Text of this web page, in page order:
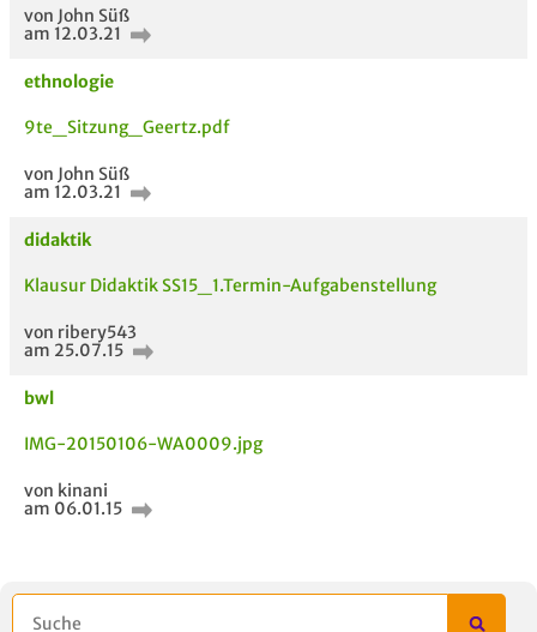
MODULE
von John Süß
am 12.03.21
ethnologie
9te_Sitzung_Geertz.pdf
von John Süß
am 12.03.21
didaktik
Klausur Didaktik SS15_1.Termin-Aufgabenstellung
von ribery543
am 25.07.15
bwl
IMG-20150106-WA0009.jpg
von kinani
am 06.01.15